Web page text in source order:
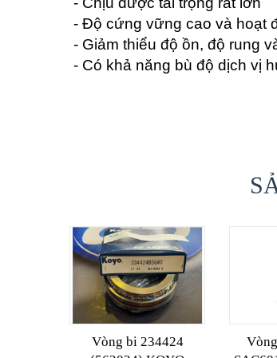
- Độ cứng vững cao và hoạt
- Giảm thiểu độ ồn, độ rung
- Có khả năng bù độ dịch vị
Vòng bi 234424